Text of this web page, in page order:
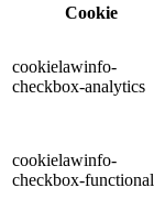
Cookie
cookielawinfo-
checkbox-analytics
cookielawinfo-
checkbox-functional